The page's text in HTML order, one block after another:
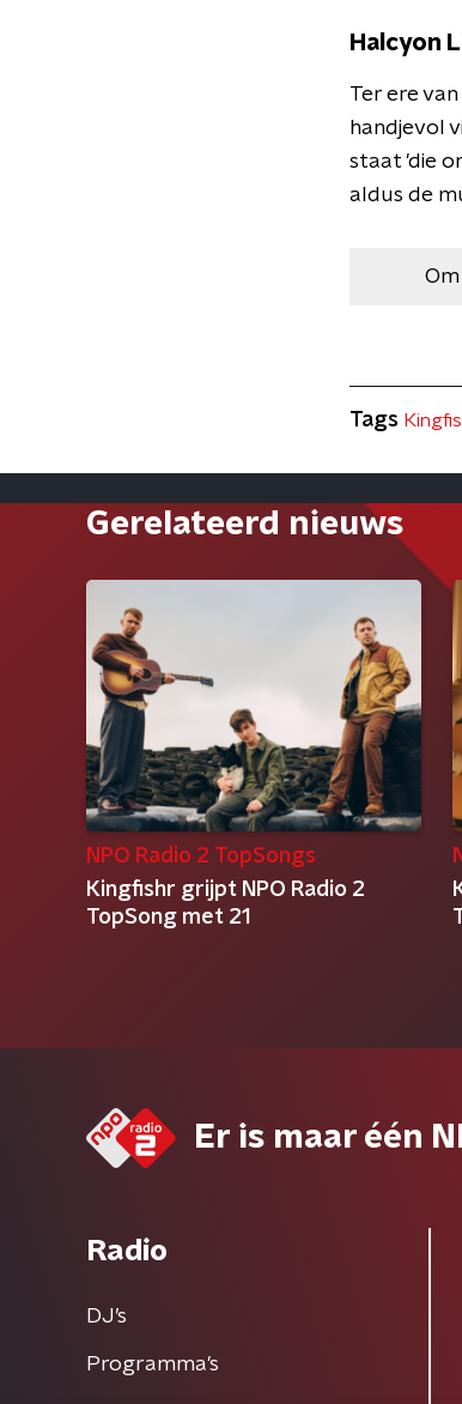
Halcyon
Ter ere
handjevol
staat 'die
aldus de
Tags
Gerelateerd nieuws
NPO Radio 2 TopSongs
Kingfishr grijpt NPO Radio 2
TopSong met 21
Er is maar één
Radio
DJ’s
Programma's